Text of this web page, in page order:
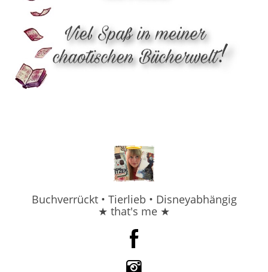
Buchverrückt • Tierlieb • Disneyabhängig
★ that's me ★